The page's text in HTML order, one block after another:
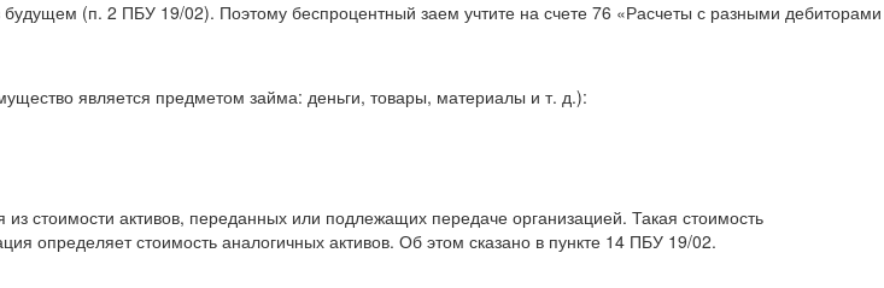
(п. 2 ПБУ 19/02). Поэтому беспроцентный заем учтите на счете 76 «Расчеты с разными дебиторами
является предметом займа: деньги, товары, материалы и т. д.):
стоимости активов, переданных или подлежащих передаче организацией. Такая стоимость
определяет стоимость аналогичных активов. Об этом сказано в пункте 14 ПБУ 19/02.